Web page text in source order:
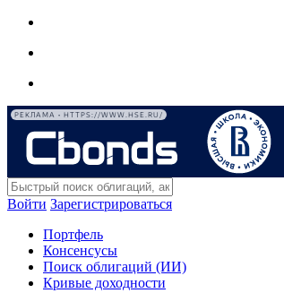
РЕКЛАМА • HTTPS://WWW.HSE.RU/
Войти Зарегистрироваться
Портфель
Консенсусы
Поиск облигаций (ИИ)
Кривые доходности